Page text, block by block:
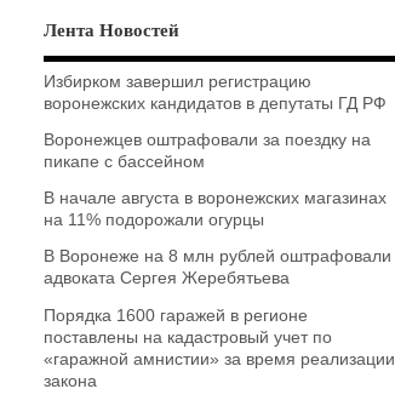
Лента Новостей
Избирком завершил регистрацию
воронежских кандидатов в депутаты ГД РФ
Воронежцев оштрафовали за поездку на
пикапе с бассейном
В начале августа в воронежских магазинах
на 11% подорожали огурцы
В Воронеже на 8 млн рублей оштрафовали
адвоката Сергея Жеребятьева
Порядка 1600 гаражей в регионе
поставлены на кадастровый учет по
«гаражной амнистии» за время реализации
закона